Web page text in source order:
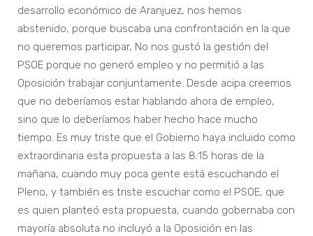
desarrollo económico de Aranjuez, nos hemos
abstenido, porque buscaba una confrontación en la que
no queremos participar, No nos gustó la gestión del
PSOE porque no generó empleo y no permitió a las
Oposición trabajar conjuntamente. Desde acipa creemos
que no deberíamos estar hablando ahora de empleo,
sino que lo deberíamos haber hecho hace mucho
tiempo. Es muy triste que el Gobierno haya incluido como
extraordinaria esta propuesta a las 8:15 horas de la
mañana, cuando muy poca gente está escuchando el
Pleno, y también es triste escuchar como el PSOE, que
es quien planteó esta propuesta, cuando gobernaba con
mayoría absoluta no incluyó a la Oposición en las